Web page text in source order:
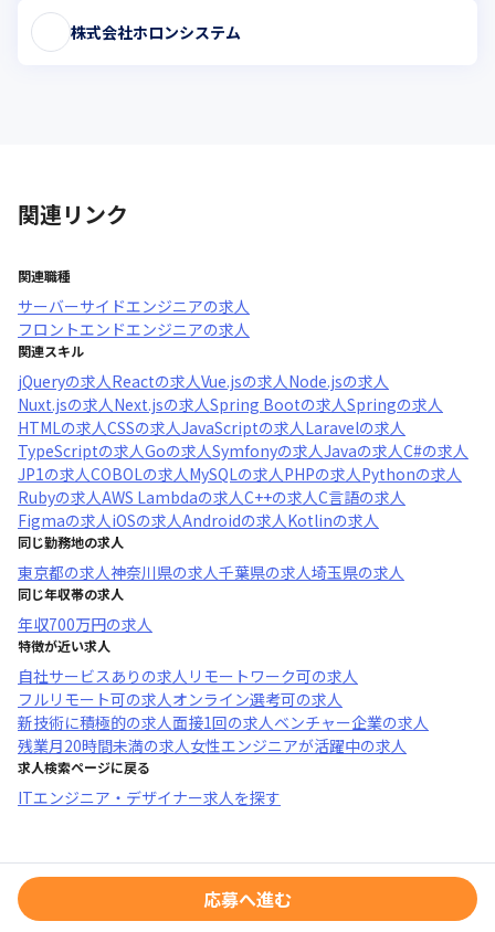
株式会社ホロンシステム
関連リンク
関連職種
サーバーサイドエンジニアの求人
フロントエンドエンジニアの求人
関連スキル
jQueryの求人Reactの求人Vue.jsの求人Node.jsの求人
Nuxt.jsの求人Next.jsの求人Spring Bootの求人Springの求人
HTMLの求人CSSの求人JavaScriptの求人Laravelの求人
TypeScriptの求人Goの求人Symfonyの求人Javaの求人C#の求人
JP1の求人COBOLの求人MySQLの求人PHPの求人Pythonの求人
Rubyの求人AWS Lambdaの求人C++の求人C言語の求人
Figmaの求人iOSの求人Androidの求人Kotlinの求人
同じ勤務地の求人
東京都の求人神奈川県の求人千葉県の求人埼玉県の求人
同じ年収帯の求人
年収700万円の求人
特徴が近い求人
自社サービスあり の求人 リモートワーク可の求人
フルリモート可の求人オンライン選考可の求人
新技術に積極的の求人面接1回の求人ベンチャー企業の求人
残業月20時間未満の求人女性エンジニアが活躍中の求人
求人検索ページに戻る
ITエンジニア・デザイナー求人を探す
応募へ進む